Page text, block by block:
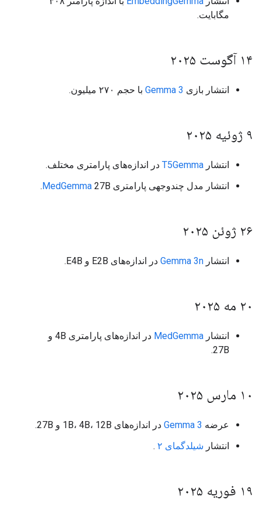
مگابایت.
۱۴ آگوست ۲۰۲۵
انتشار بازی Gemma 3 با حجم ۲۷۰ میلیون.
۹ ژوئیه ۲۰۲۵
انتشار T5Gemma در اندازه‌های پارامتری مختلف.
انتشار مدل چندوجهی پارامتری
MedGemma 27B.
۲۶ ژوئن ۲۰۲۵
انتشار Gemma 3n در اندازه‌های E2B و E4B.
۲۰ مه ۲۰۲۵
انتشار MedGemma
در اندازه‌های پارامتری 4B و
27B.
۱۰ مارس ۲۰۲۵
عرضه Gemma 3 در اندازه‌های 1B، 4B، 12B و 27B.
انتشار شیلدگمای ۲ .
۱۹ فوریه ۲۰۲۵